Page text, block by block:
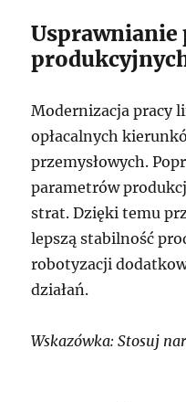
Modernizacja pracy
opłacalnych
przemysłowych.
parametrów
strat. Dzięki temu
lepszą stabilność
robotyzacji
działań.
Wskazówka: Stosuj